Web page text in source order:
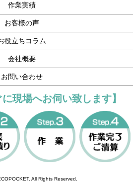
作業実績
お客様の声
役立ちコラム
会社概要
お問い合わせ
に現場へお伺い致します】
All Rights Reserved.